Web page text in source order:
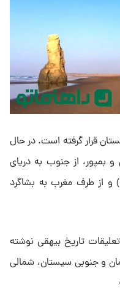
قرار گرفته است. در حال
بمپور، از جنوب به دریای
و از طرف مغرب به بشاگرد
تاریخ بیهقی نوشته
و جنوبی سیستان، شمالی